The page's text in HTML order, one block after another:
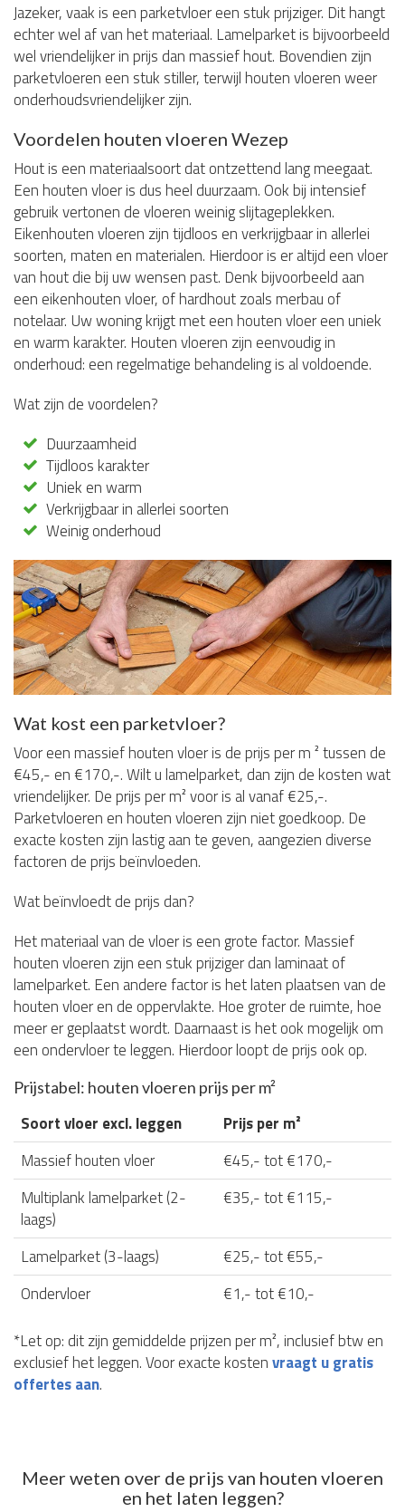
Jazeker, vaak is een parketvloer een stuk prijziger. Dit hangt
echter wel af van het materiaal. Lamelparket is bijvoorbeeld
wel vriendelijker in prijs dan massief hout. Bovendien zijn
parketvloeren een stuk stiller, terwijl houten vloeren weer
onderhoudsvriendelijker zijn.
Voordelen houten vloeren Wezep
Hout is een materiaalsoort dat ontzettend lang meegaat.
Een houten vloer is dus heel duurzaam. Ook bij intensief
gebruik vertonen de vloeren weinig slijtageplekken.
Eikenhouten vloeren zijn tijdloos en verkrijgbaar in allerlei
soorten, maten en materialen. Hierdoor is er altijd een vloer
van hout die bij uw wensen past. Denk bijvoorbeeld aan
een eikenhouten vloer, of hardhout zoals merbau of
notelaar. Uw woning krijgt met een houten vloer een uniek
en warm karakter. Houten vloeren zijn eenvoudig in
onderhoud: een regelmatige behandeling is al voldoende.
Wat zijn de voordelen?
Duurzaamheid
Tijdloos karakter
Uniek en warm
Verkrijgbaar in allerlei soorten
Weinig onderhoud
Wat kost een parketvloer?
Voor een massief houten vloer is de prijs per m ² tussen de
€45,- en €170,-. Wilt u lamelparket, dan zijn de kosten wat
vriendelijker. De prijs per m² voor is al vanaf €25,-.
Parketvloeren en houten vloeren zijn niet goedkoop. De
exacte kosten zijn lastig aan te geven, aangezien diverse
factoren de prijs beïnvloeden.
Wat beïnvloedt de prijs dan?
Het materiaal van de vloer is een grote factor. Massief
houten vloeren zijn een stuk prijziger dan laminaat of
lamelparket. Een andere factor is het laten plaatsen van de
houten vloer en de oppervlakte. Hoe groter de ruimte, hoe
meer er geplaatst wordt. Daarnaast is het ook mogelijk om
een ondervloer te leggen. Hierdoor loopt de prijs ook op.
Prijstabel: houten vloeren prijs per m²
Soort vloer excl. leggen
Prijs per m²
Massief houten vloer
€45,- tot €170,-
Multiplank lamelparket (2-
laags)
€35,- tot €115,-
Lamelparket (3-laags)
€25,- tot €55,-
Ondervloer
€1,- tot €10,-
*Let op: dit zijn gemiddelde prijzen per m², inclusief btw en
exclusief het leggen. Voor exacte kostenvraagt u gratis
offertes aan.
Meer weten over de prijs van houten vloeren
en het laten leggen?